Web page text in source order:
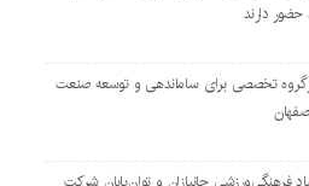
حضور دارند
تخصصی برای ساماندهی و توسعه صنعت